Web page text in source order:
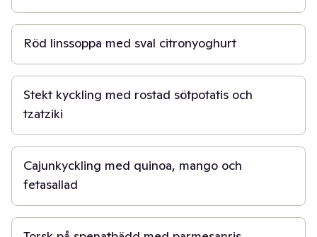
45 min
Röd linssoppa med sval citronyoghurt
45 min
Stekt kyckling med rostad sötpotatis och
tzatziki
30 min
Cajunkyckling med quinoa, mango och
fetasallad
30 min